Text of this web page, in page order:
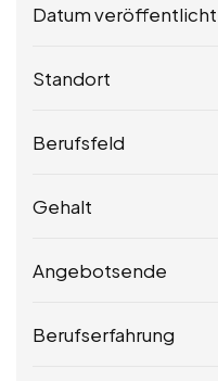
Datum veröffentlicht
Standort
Berufsfeld
Gehalt
Angebotsende
Berufserfahrung